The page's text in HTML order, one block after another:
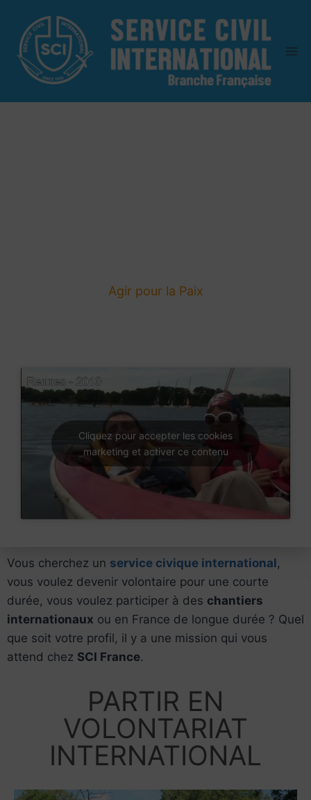
Agir pour la Paix
Cliquez pour accepter les cookies
marketing et activer ce contenu
Vous cherchez un service civique international ,
vous voulez devenir volontaire pour une courte
durée, vous voulez participer à des chantiers
internationaux ou en France de longue durée ? Quel
que soit votre profil, il y a une mission qui vous
attend chez SCI France.
PARTIR EN
VOLONTARIAT
INTERNATIONAL